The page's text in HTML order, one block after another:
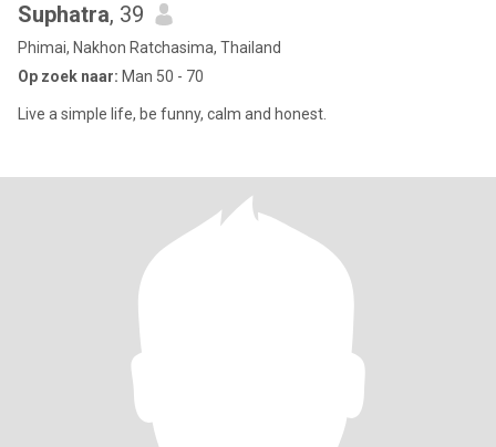
Suphatra, 39
Phimai, Nakhon Ratchasima, Thailand
Op zoek naar: Man 50 - 70
Live a simple life, be funny, calm and honest.